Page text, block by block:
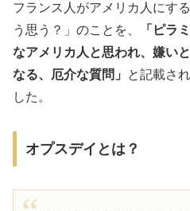
フランス人がアメリカ人にす
う思う？」のことを、
「ピラ
なアメリカ人と思われ、嫌い
なる、厄介な質問」
と記載さ
した。
オプスデイとは？